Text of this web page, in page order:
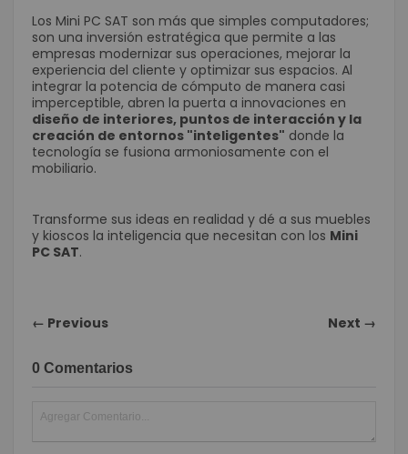
Los Mini PC SAT son más que simples computadores;
son una inversión estratégica que permite a las
empresas modernizar sus operaciones, mejorar la
experiencia del cliente y optimizar sus espacios. Al
integrar la potencia de cómputo de manera casi
imperceptible, abren la puerta a innovaciones en
diseño de interiores, puntos de interacción y la
creación de entornos "inteligentes" donde la
tecnología se fusiona armoniosamente con el
mobiliario.
Transforme sus ideas en realidad y dé a sus muebles
y kioscos la inteligencia que necesitan con los Mini
PC SAT.
← Previous Next →
0 Comentarios